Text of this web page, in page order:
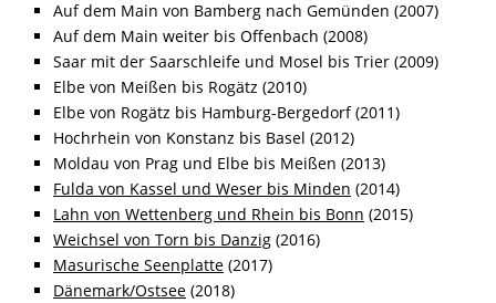
Auf dem Main von Bamberg nach Gemünden (2007)
Auf dem Main weiter bis Offenbach (2008)
Saar mit der Saarschleife und Mosel bis Trier (2009)
Elbe von Meißen bis Rogätz (2010)
Elbe von Rogätz bis Hamburg-Bergedorf (2011)
Hochrhein von Konstanz bis Basel (2012)
Moldau von Prag und Elbe bis Meißen (2013)
Fulda von Kassel und Weser bis Minden (2014)
Lahn von Wettenberg und Rhein bis Bonn (2015)
Weichsel von Torn bis Danzig (2016)
Masurische Seenplatte (2017)
Dänemark/Ostsee (2018)